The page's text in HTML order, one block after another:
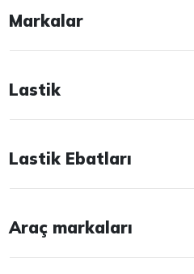
Markalar
Lastik
Lastik Ebatları
Araç markaları